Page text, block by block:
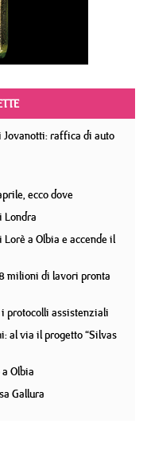
raffica di auto
ecco dove
Londra
a Olbia e accende il
milioni di lavori pronta
protocolli assistenziali
al via il progetto “Silvas
Olbia
Gallura